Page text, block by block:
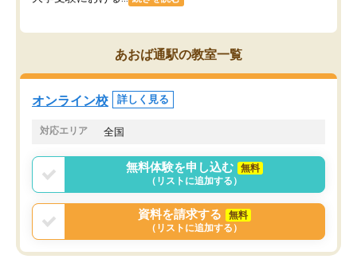
あおば通駅の教室一覧
オンライン校 詳しく見る
対応エリア 全国
無料体験を申し込む
無料
（リストに追加する）
資料を請求する
無料
（リストに追加する）